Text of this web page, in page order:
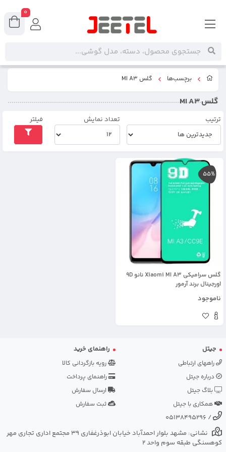
برچسب‌ها گلس MI A3
گلس MI A3
ترتیب تعداد نمایش فیلتر
55%
گلس سرامیکی Xiaomi MI A3 نانو 9D
اورجینال برند آرمور
ناموجود
جیتل
راههای ارتباطی
درباره جیتل
بلاگ جیتل
همکاری با جیتل
راهنمای خرید
رویه بازگردانی کالا
راهنمای پرداخت
ارسال سفارش
ثبت سفارش
/
05138495296
نشانی: مشهد بلوار احمدآباد خیابان ابوذرغفاری 39 مجتمع اداری تجاری مهر
کوهسنگی طبقه سوم واحد 2
0